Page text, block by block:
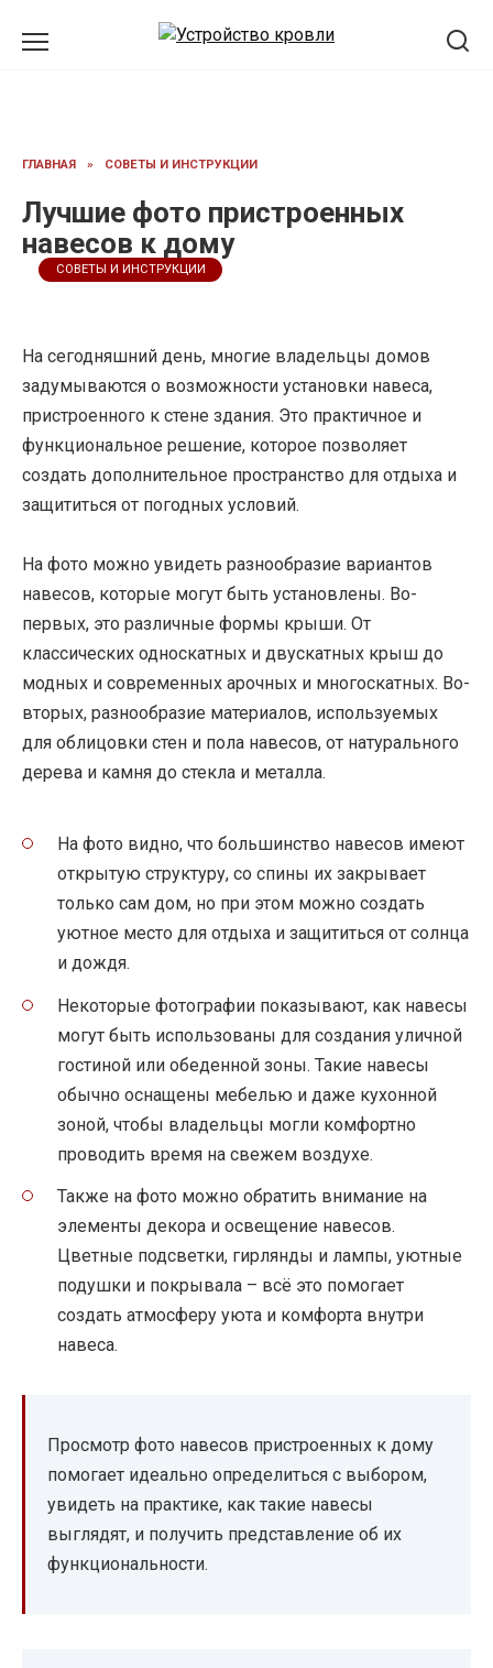
ГЛАВНАЯ » СОВЕТЫ И ИНСТРУКЦИИ
Лучшие фото пристроенных
навесов к дому
СОВЕТЫ И ИНСТРУКЦИИ
На сегодняшний день, многие владельцы домов
задумываются о возможности установки навеса,
пристроенного к стене здания. Это практичное и
функциональное решение, которое позволяет
создать дополнительное пространство для отдыха и
защититься от погодных условий.
На фото можно увидеть разнообразие вариантов
навесов, которые могут быть установлены. Во-
первых, это различные формы крыши. От
классических односкатных и двускатных крыш до
модных и современных арочных и многоскатных. Во-
вторых, разнообразие материалов, используемых
для облицовки стен и пола навесов, от натурального
дерева и камня до стекла и металла.
На фото видно, что большинство навесов имеют
открытую структуру, со спины их закрывает
только сам дом, но при этом можно создать
уютное место для отдыха и защититься от солнца
и дождя.
Некоторые фотографии показывают, как навесы
могут быть использованы для создания уличной
гостиной или обеденной зоны. Такие навесы
обычно оснащены мебелью и даже кухонной
зоной, чтобы владельцы могли комфортно
проводить время на свежем воздухе.
Также на фото можно обратить внимание на
элементы декора и освещение навесов.
Цветные подсветки, гирлянды и лампы, уютные
подушки и покрывала – всё это помогает
создать атмосферу уюта и комфорта внутри
навеса.
Просмотр фото навесов пристроенных к дому
помогает идеально определиться с выбором,
увидеть на практике, как такие навесы
выглядят, и получить представление об их
функциональности.